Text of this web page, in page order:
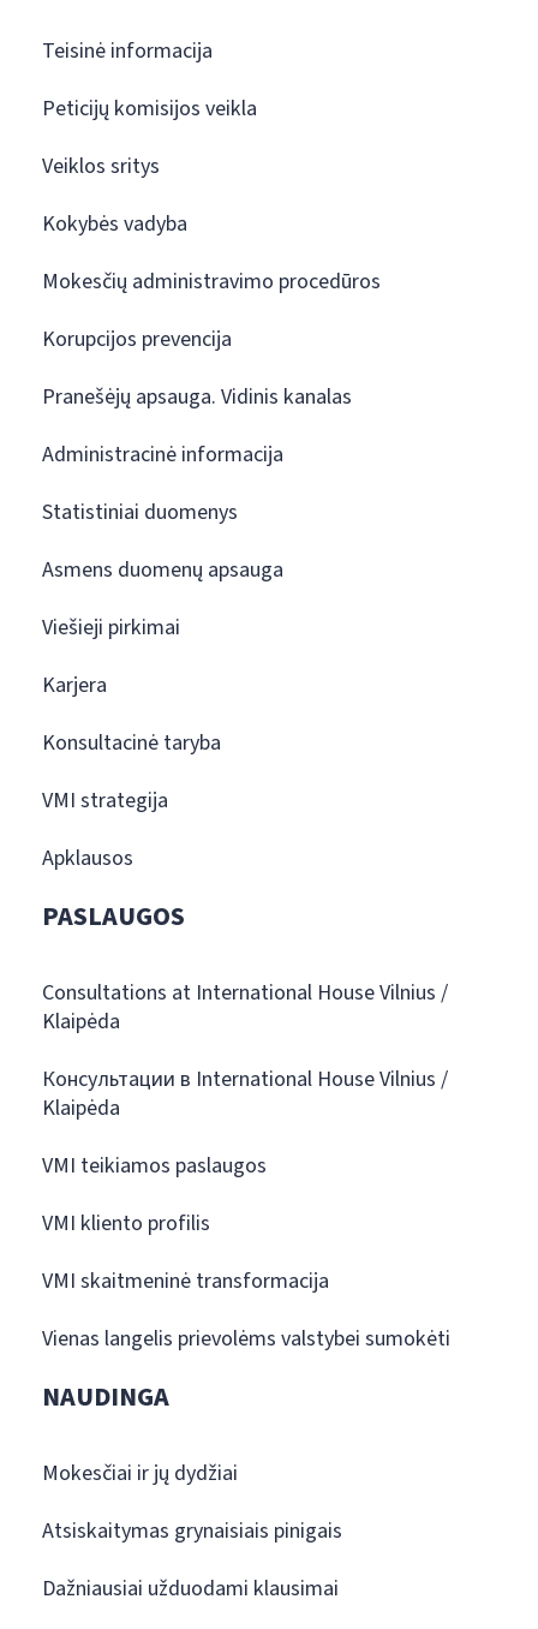
Teisinė informacija
Peticijų komisijos veikla
Veiklos sritys
Kokybės vadyba
Mokesčių administravimo procedūros
Korupcijos prevencija
Pranešėjų apsauga. Vidinis kanalas
Administracinė informacija
Statistiniai duomenys
Asmens duomenų apsauga
Viešieji pirkimai
Karjera
Konsultacinė taryba
VMI strategija
Apklausos
PASLAUGOS
Consultations at International House Vilnius /
Klaipėda
Консультации в International House Vilnius /
Klaipėda
VMI teikiamos paslaugos
VMI kliento profilis
VMI skaitmeninė transformacija
Vienas langelis prievolėms valstybei sumokėti
NAUDINGA
Mokesčiai ir jų dydžiai
Atsiskaitymas grynaisiais pinigais
Dažniausiai užduodami klausimai